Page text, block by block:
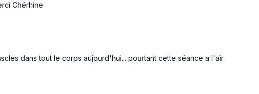
Chérhine
dans tout le corps aujourd'hui... pourtant cette séance a l'air